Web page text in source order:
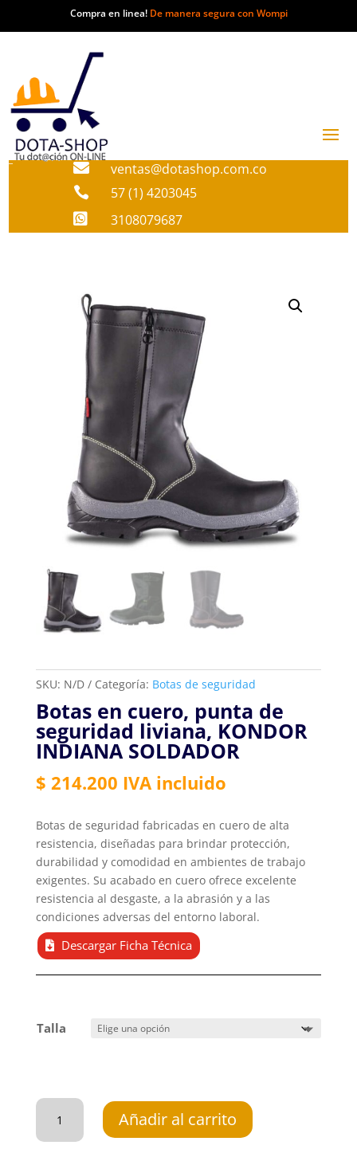
Compra en linea! De manera segura con Wompi
 ventas@dotashop.com.co
 57 (1) 4203045
 3108079687
SKU: N/D Categoría: Botas de seguridad
Botas en cuero, punta de
seguridad liviana, KONDOR
INDIANA SOLDADOR
$ 214.200 IVA incluido
Botas de seguridad fabricadas en cuero de alta
resistencia, diseñadas para brindar protección,
durabilidad y comodidad en ambientes de trabajo
exigentes. Su acabado en cuero ofrece excelente
resistencia al desgaste, a la abrasión y a las
condiciones adversas del entorno laboral.
Descargar Ficha Técnica
Talla
Botas
cuero,
punta
Añadir al carrito